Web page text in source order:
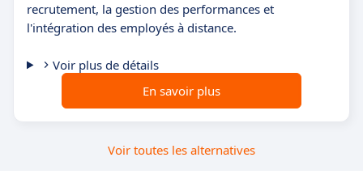
recrutement, la gestion des performances et
l'intégration des employés à distance.
Voir plus de détails
En savoir plus
Voir toutes les alternatives